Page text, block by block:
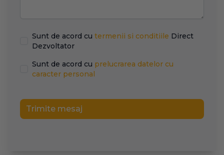
Sunt de acord cu termenii si conditiile Direct
Dezvoltator
Sunt de acord cu prelucrarea datelor cu
caracter personal
Trimite mesaj